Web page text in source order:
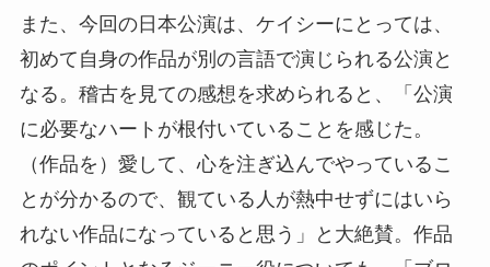
また、今回の日本公演は、ケイシーにとっては、
初めて自身の作品が別の言語で演じられる公演と
なる。稽古を見ての感想を求められると、「公演
に必要なハートが根付いていることを感じた。
（作品を）愛して、心を注ぎ込んでやっているこ
とが分かるので、観ている人が熱中せずにはいら
れない作品になっていると思う」と大絶賛。作品